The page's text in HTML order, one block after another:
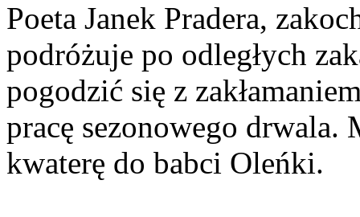
Poeta Janek Pradera,
podróżuje po odległych
pogodzić się z
pracę sezonowego
kwaterę do babci Oleńki.